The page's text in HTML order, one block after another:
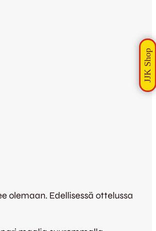
olemaan. Edellisessä ottelussa